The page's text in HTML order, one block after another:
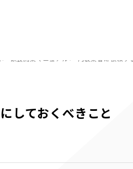
での飲食店開
飲食開業マニュアル 内装業者に依頼す
しておくべきこと